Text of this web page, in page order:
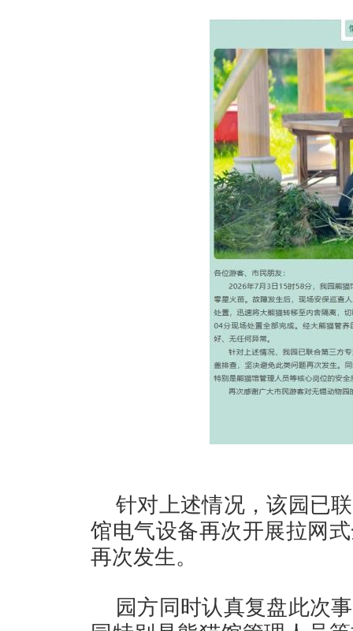
针对上述情况，该园已
馆电气设备再次开展拉网
再次发生。
园方同时认真复盘此次